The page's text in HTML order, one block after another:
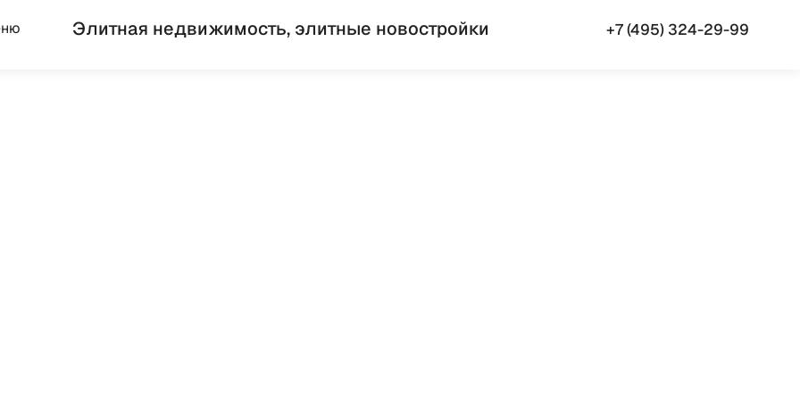
Элитная недвижимость, элитные новостройки +7 (495) 324-29-99